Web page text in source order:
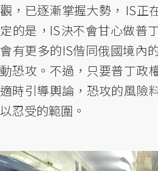
觀，已逐漸掌握大勢， IS正
定的是，IS決不會甘心做普
會有更多的IS偕同俄國境內
動恐攻。不過，只要普丁政
適時引導輿論，恐攻的風險
以忍受的範圍。